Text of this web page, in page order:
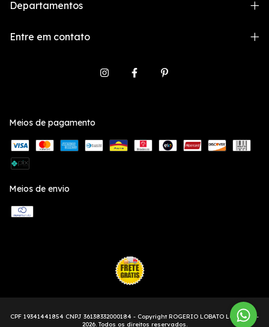
Departamentos
Entre em contato
Meios de pagamento
Meios de envio
Copyright ROGERIO LOBATO LOCONTE -
2026. Todos os direitos reservados.